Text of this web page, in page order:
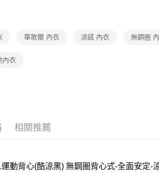
離島
華歌爾 內衣 涼感 內衣 無鋼圈
內衣
相關推薦
動背心(酷涼黑) 無鋼圈背心式-全面安定-